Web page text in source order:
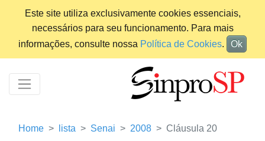
Este site utiliza exclusivamente cookies essenciais,
necessários para seu funcionamento. Para mais
informações, consulte nossa Política de Cookies. Ok
Home lista Senai 2008 Cláusula 20